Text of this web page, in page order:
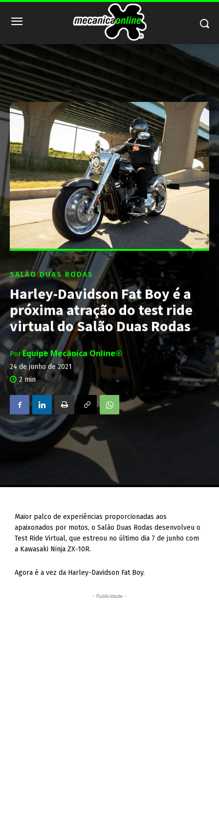
SALÃO DUAS RODAS
Harley-Davidson Fat Boy é a
próxima atração do test ride
virtual do Salão Duas Rodas
Por Equipe Mecânica Online®
24 de junho de 2021
2min
Maior palco de experiências proporcionadas aos
apaixonados por motos, o Salão Duas Rodas desenvolveu o
Test Ride Virtual, que estreou no último dia 7 de junho com
a Kawasaki Ninja ZX-10R.
Agora é a vez da Harley-Davidson Fat Boy.
- Publicidade -